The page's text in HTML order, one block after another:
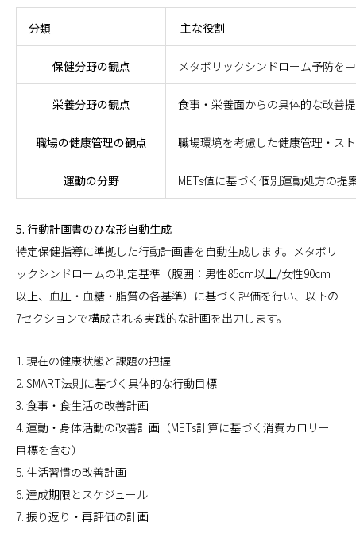
分類 主な役割
保健分野の観点 メタボリックシンドローム予防を
栄養分野の観点 食事・栄養面からの具体的な改善
職場の健康管理の観点 職場環境を考慮した健康管理・ス
運動の分野 METs値に基づく個別運動処方の提
5. 行動計画書のひな形自動生成
特定保健指導に準拠した行動計画書を自動生成します。メタボリ
ックシンドロームの判定基準（腹囲：男性85cm以上/女性90cm
以上、血圧・血糖・脂質の各基準）に基づく評価を行い、以下の
7セクションで構成される実践的な計画を出力します。
1. 現在の健康状態と課題の把握
2. SMART法則に基づく具体的な行動目標
3. 食事・食生活の改善計画
4. 運動・身体活動の改善計画（METs計算に基づく消費カロリー
目標を含む）
5. 生活習慣の改善計画
6. 達成期限とスケジュール
7. 振り返り・再評価の計画